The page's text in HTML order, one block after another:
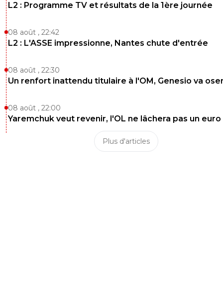
L2 : Programme TV et résultats de la 1ère journée
08 août , 22:42
L2 : L'ASSE impressionne, Nantes chute d'entrée
08 août , 22:30
Un renfort inattendu titulaire à l'OM, Genesio va
08 août , 22:00
Yaremchuk veut revenir, l'OL ne lâchera pas un euro
Plus d'articles